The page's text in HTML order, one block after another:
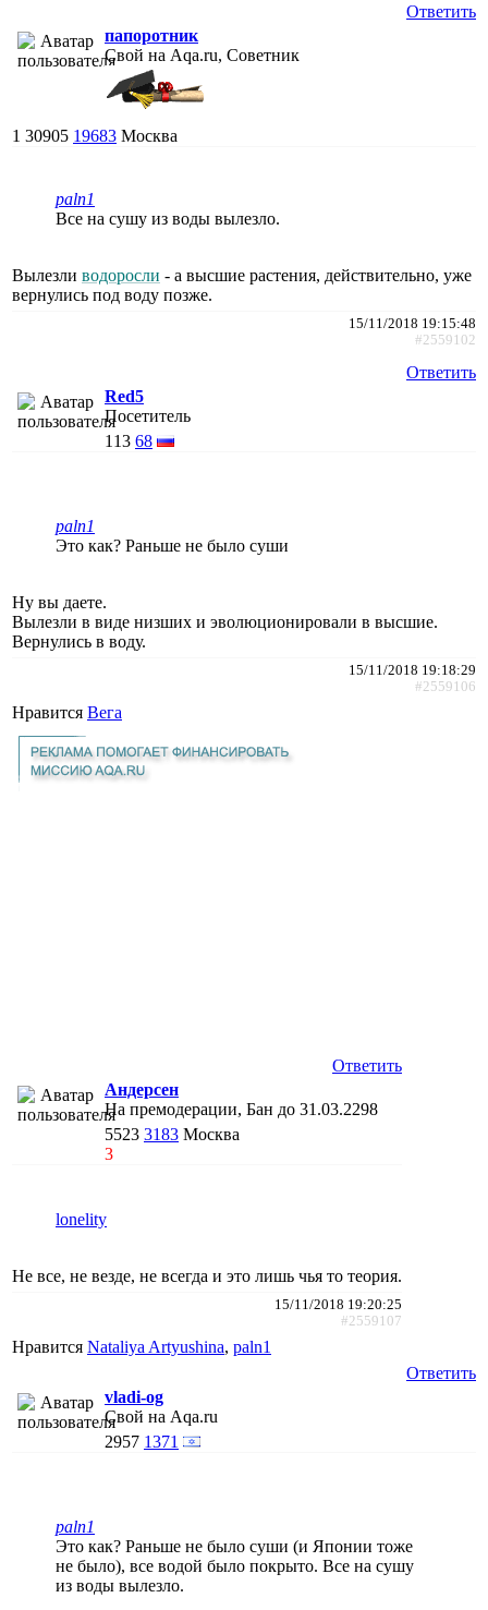
Ответить
папоротник
Свой на Aqa.ru, Советник
1 30905 19683 Москва
paln1
Все на сушу из воды вылезло.
Вылезли водоросли - а высшие растения, действительно, уже
вернулись под воду позже.
15/11/2018 19:15:48
#2559102
Ответить
Red5
Посетитель
113 68
paln1
Это как? Раньше не было суши
Ну вы даете.
Вылезли в виде низших и эволюционировали в высшие.
Вернулись в воду.
15/11/2018 19:18:29
#2559106
Нравится Вега
Ответить
Андерсен
На премодерации, Бан до 31.03.2298
5523 3183 Москва
3
lonelity
Не все, не везде, не всегда и это лишь чья то теория.
15/11/2018 19:20:25
#2559107
Нравится Nataliya Artyushina, paln1
Ответить
vladi-og
Свой на Aqa.ru
2957 1371
paln1
Это как? Раньше не было суши (и Японии тоже
не было), все водой было покрыто. Все на сушу
из воды вылезло.